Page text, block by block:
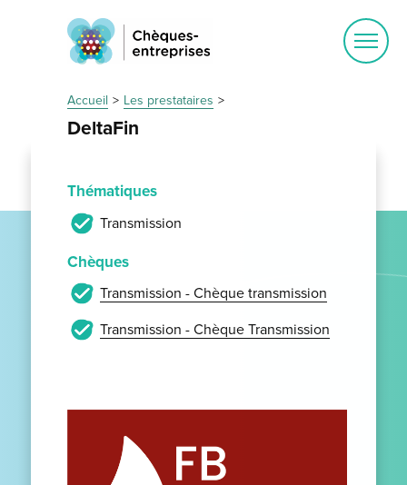
Accueil Les prestataires
DeltaFin
Thématiques
Transmission
Chèques
Transmission - Chèque transmission
Transmission - Chèque Transmission
Ouvrir
le